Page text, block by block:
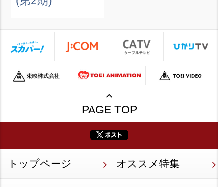
PAGE TOP
トップページ オススメ特集